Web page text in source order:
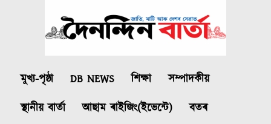
মুখ্য-পৃষ্ঠা DB NEWS শিক্ষা
সম্পাদকীয়
স্থানীয় বাৰ্তা
আছাম ৰাইজিং(ইভেন্টে)
বতৰ